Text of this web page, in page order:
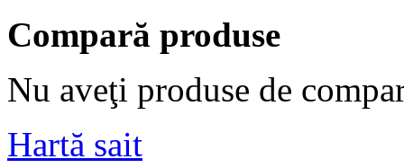
Compară produse
Nu aveţi produse de
Hartă sait